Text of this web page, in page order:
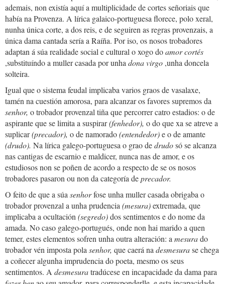
ademais, non existía aquí a multiplicidade de cortes señoriais que
había na Provenza. A lírica galaico-portuguesa florece, polo xeral,
nunha única corte, a dos reis, e de seguiren as regras provenzais, a
única dama cantada sería a Raíña. Por iso, os nosos trobadores
adaptan á súa realidade social e cultural o xogo doamor cortés
,substituíndo a muller casada por unha dona virgo ,unha doncela
solteira.
Igual que o sistema feudal implicaba varios graos de vasalaxe,
tamén na cuestión amorosa, para alcanzar os favores supremos da
senhor, o trobador provenzal tiña que percorrer catro estadios: o de
aspirante que se limita a suspirar(fenhedor), o do que xa se atreve a
suplicar(precador), o de namorado(entendedor)e o de amante
(drudo). Na lírica galego-portuguesa o grao dedrudosó se alcanza
nas cantigas de escarnio e maldicer, nunca nas de amor, e os
estudiosos non se poñen de acordo a respecto de se os nosos
trobadores pasaron ou non da categoría deprecador.
O feito de que a súa senhorfose unha muller casada obrigaba o
trobador provenzal a unha prudencia (mesura)extremada, que
implicaba a ocultación (segredo)dos sentimentos e do nome da
amada. No caso galego-portugués, onde non hai marido a quen
temer, estes elementos sofren unha outra alteración: a mesurado
trobador vén imposta pola senhor, que caerá na desmesurase chega
a coñecer algunha imprudencia do poeta, mesmo os seus
sentimentos. A desmesuratradúcese en incapacidade da dama para